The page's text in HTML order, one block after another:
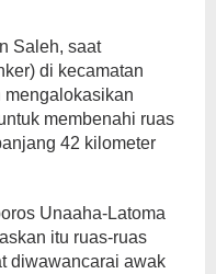
Saleh, saat
di kecamatan
membenahi ruas
42 kilometer
Unaaha-Latoma
itu ruas-ruas
diwawancarai awak